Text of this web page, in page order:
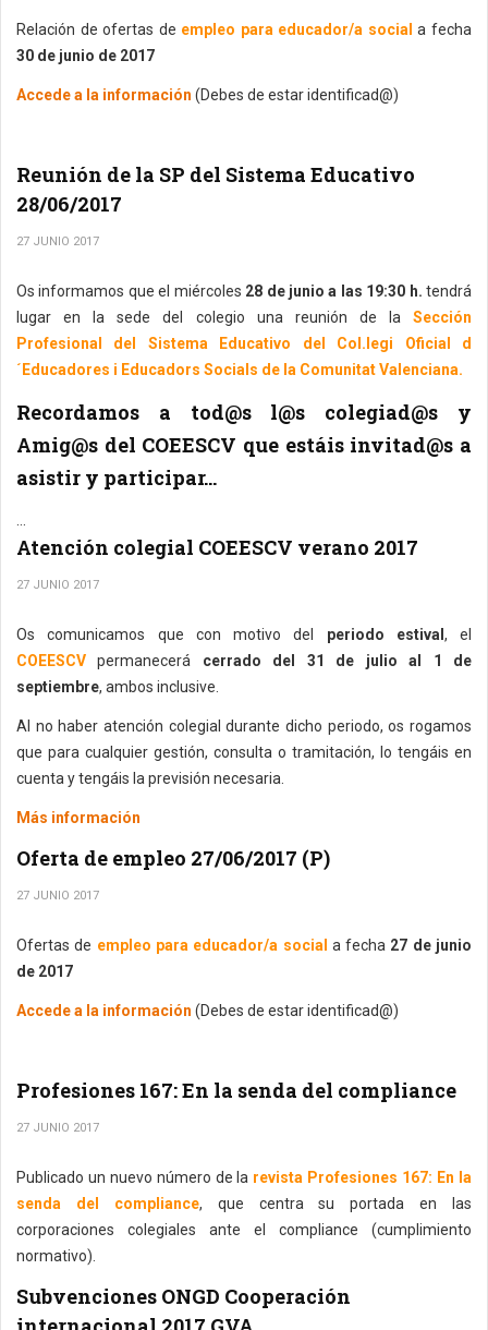
Relación de ofertas de empleo para educador/a sociala fecha
30 de junio de 2017
Accede a la información (Debes de estar identificad@)
Reunión de la SP del Sistema Educativo
28/06/2017
27 JUNIO 2017
Os informamos que el miércoles 28 de junio a las 19:30 h. tendrá
lugar en la sede del colegio una reunión de la Sección
Profesional del Sistema Educativo del Col.legi Oficial d
´Educadores i Educadors Socials de la Comunitat Valenciana.
Recordamos a tod@s l@s colegiad@s y
Amig@s del COEESCV que estáis invitad@s a
asistir y participar...
Atención colegial COEESCV verano 2017
27 JUNIO 2017
Os comunicamos que con motivo del periodo estival , el
COEESCV permanecerá cerrado del 31 de julio al 1 de
septiembre, ambos inclusive.
Al no haber atención colegial durante dicho periodo, os rogamos
que para cualquier gestión, consulta o tramitación, lo tengáis en
cuenta y tengáis la previsión necesaria.
Más información
Oferta de empleo 27/06/2017 (P)
27 JUNIO 2017
Ofertas de empleo para educador/a social a fecha 27 de junio
de 2017
Accede a la información (Debes de estar identificad@)
Profesiones 167: En la senda del compliance
27 JUNIO 2017
Publicado un nuevo número de la revista Profesiones 167: En la
senda del compliance, que centra su portada en las
corporaciones colegiales ante el compliance (cumplimiento
normativo).
Subvenciones ONGD Cooperación